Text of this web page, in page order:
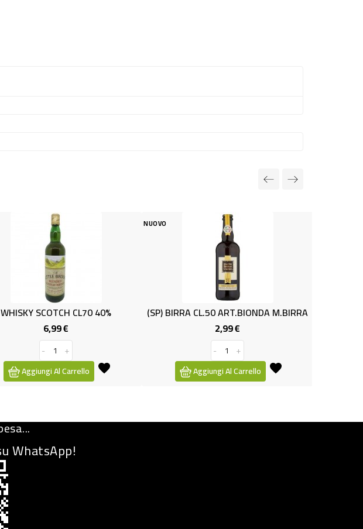
40%
NUOVO
(SP) BIRRA CL.50 ART.BIONDA M.BIRRA
Aggiungi Al Carrello
NUOVO
(SP) SPUM.ASTI DOCG
Aggiungi Al Carrello
WhatsApp!